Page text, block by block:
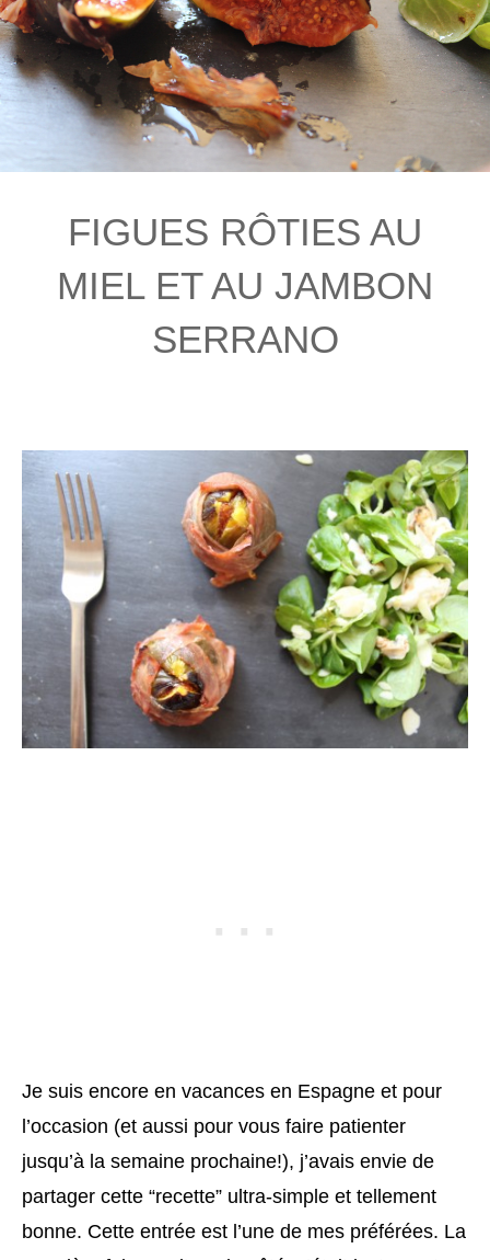
FIGUES RÔTIES AU
MIEL ET AU JAMBON
SERRANO
Je suis encore en vacances en Espagne et pour
l’occasion (et aussi pour vous faire patienter
jusqu’à la semaine prochaine!), j’avais envie de
partager cette “recette” ultra-simple et tellement
bonne. Cette entrée est l’une de mes préférées. La